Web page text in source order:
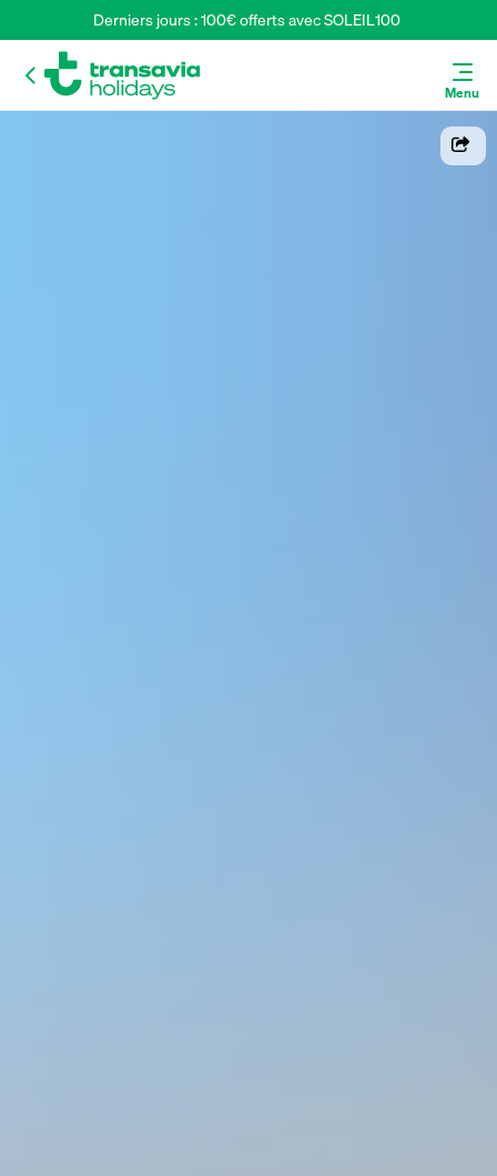
Derniers jours : 100€ offerts avec SOLEIL100
Menu